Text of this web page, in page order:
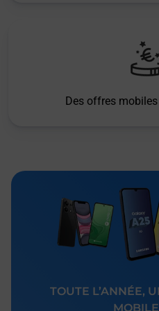
Des offres
TOUTE L’ANNÉE,